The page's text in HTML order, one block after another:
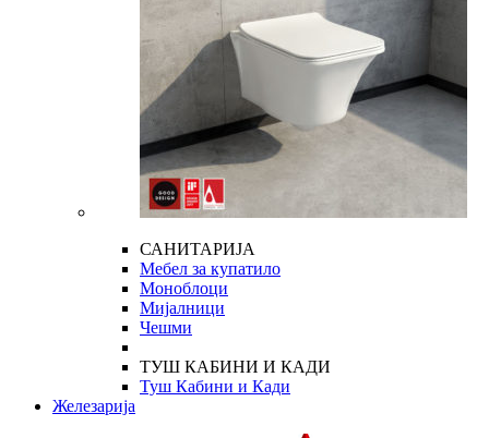
САНИТАРИЈА
Мебел за купатило
Моноблоци
Мијалници
Чешми
ТУШ КАБИНИ И КАДИ
Туш Кабини и Кади
Железарија